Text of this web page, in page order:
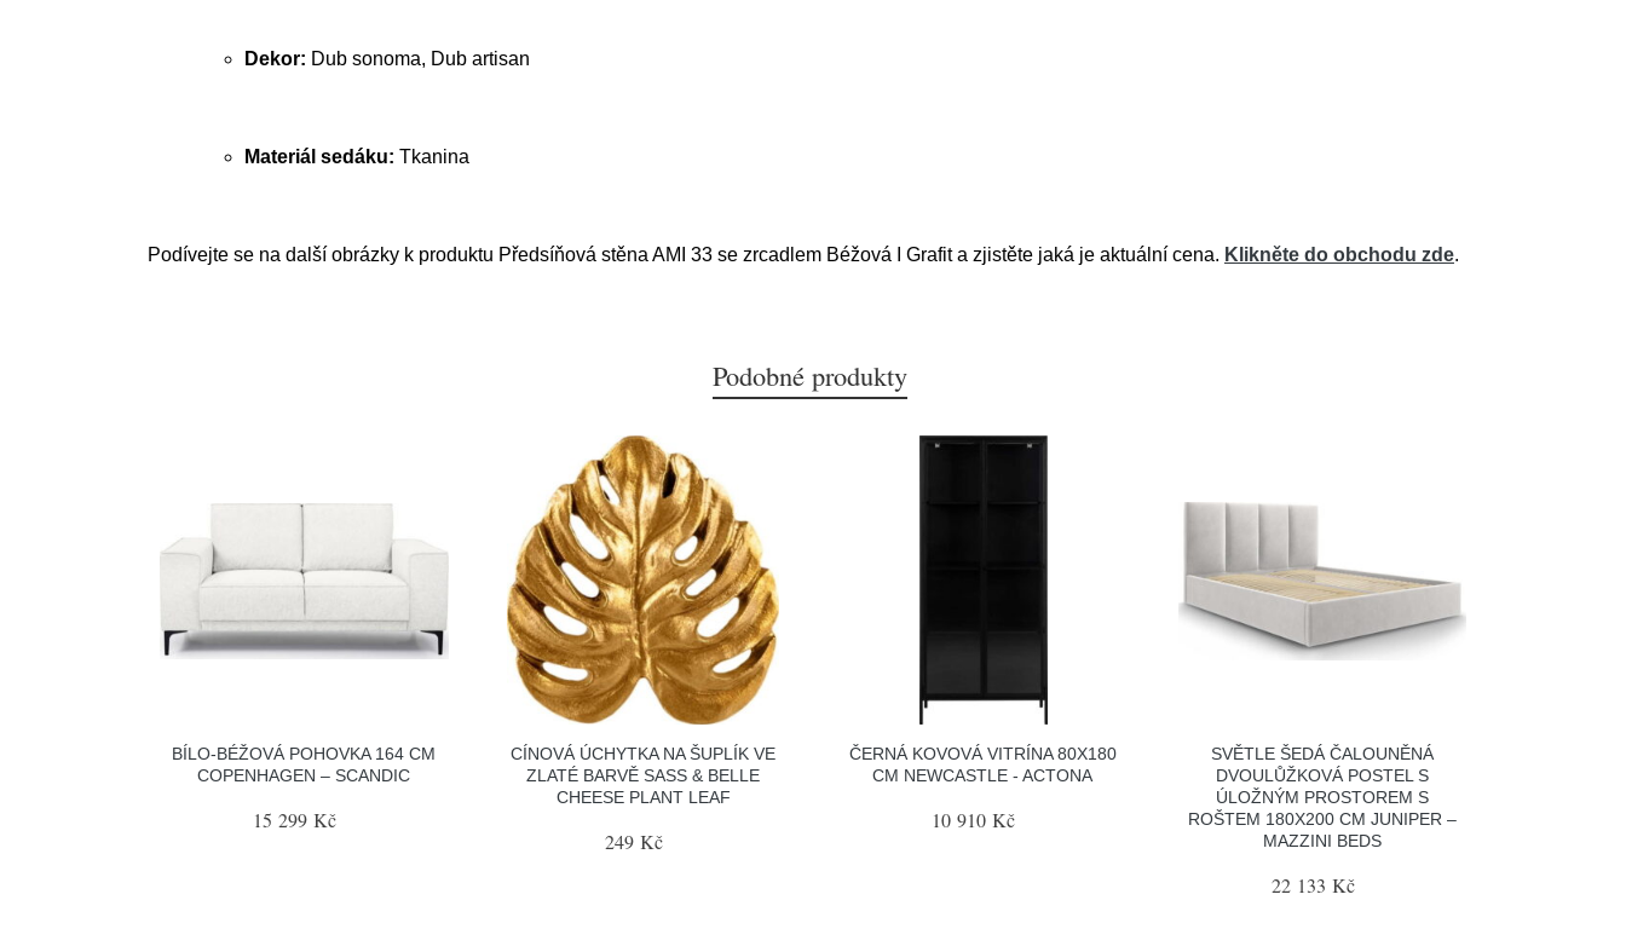
Dekor: Dub sonoma, Dub artisan
Materiál sedáku: Tkanina
Podívejte se na další obrázky k produktu Předsíňová stěna AMI 33 se zrcadlem Béžová I Grafit a zjistěte jaká je aktuální cena. Klikněte do obchodu zde.
Podobné produkty
BÍLO-BÉŽOVÁ POHOVKA 164 CM
COPENHAGEN – SCANDIC
15 299 Kč
CÍNOVÁ ÚCHYTKA NA ŠUPLÍK VE
ZLATÉ BARVĚ SASS & BELLE
CHEESE PLANT LEAF
249 Kč
ČERNÁ KOVOVÁ VITRÍNA 80X180
CM NEWCASTLE - ACTONA
10 910 Kč
SVĚTLE ŠEDÁ ČALOUNĚNÁ
DVOULŮŽKOVÁ POSTEL S
ÚLOŽNÝM PROSTOREM S
ROŠTEM 180X200 CM JUNIPER –
MAZZINI BEDS
22 133 Kč